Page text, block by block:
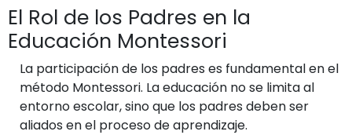
El Rol de los Padres en la
Educación Montessori
La participación de los padres es fundamental en el
método Montessori. La educación no se limita al
entorno escolar, sino que los padres deben ser
aliados en el proceso de aprendizaje.